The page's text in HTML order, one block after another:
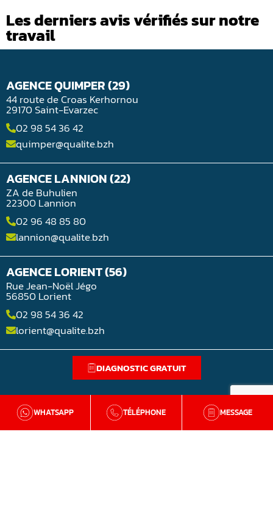
WHATSAPP TÉLÉPHONE MESSAGE
Les derniers avis vérifiés sur notre
travail
AGENCE QUIMPER (29)
44 route de Croas Kerhornou
29170 Saint-Evarzec
02 98 54 36 42
quimper@qualite.bzh
AGENCE LANNION (22)
ZA de Buhulien
22300 Lannion
02 96 48 85 80
lannion@qualite.bzh
AGENCE LORIENT (56)
Rue Jean-Noël Jégo
56850 Lorient
02 98 54 36 42
lorient@qualite.bzh
DIAGNOSTIC GRATUIT